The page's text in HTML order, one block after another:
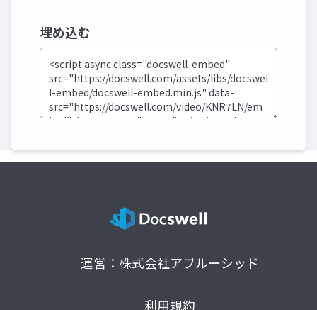
埋め込む
運営：株式会社アプルーシッド
利用規約